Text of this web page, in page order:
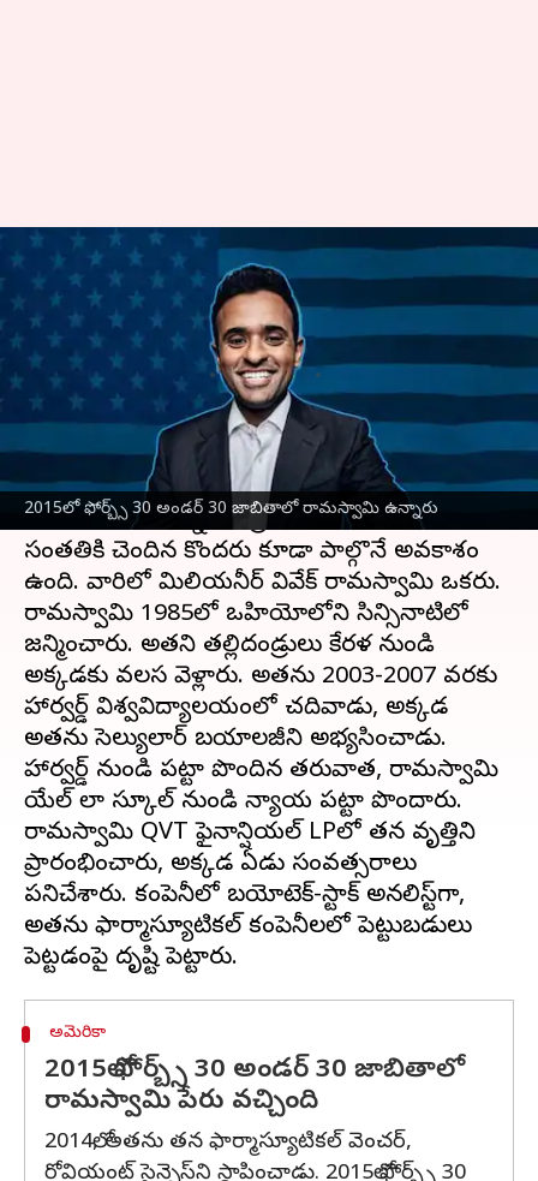
2015లో ఫోర్బ్స్ 30 అండర్ 30 జాబితాలో రామస్వామి ఉన్నారు
అమెరికా ప్రెసిడెంట్ బిడ్‌ కు
సిద్దపడుతున్న భారతీయ-అమెరికన్
వివేక్ రామస్వామి
వ్రాసిన వారు Nishkala Sathivada Feb 17, 2023
ఈ వార్తాకథనం ఏంటి
2024అమెరికాఅధ్యక్ష ఎన్నికలు ఒక ప్రత్యేకత
సంతరించుకోనున్నాయి. ప్రెసిడెంట్ రేసులో భారత
సంతతికి చెందిన కొందరు కూడా పాల్గొనే అవకాశం
ఉంది. వారిలో మిలియనీర్ వివేక్ రామస్వామి ఒకరు.
రామస్వామి 1985లో ఒహియోలోని సిన్సినాటిలో
జన్మించారు. అతని తల్లిదండ్రులు కేరళ నుండి
అక్కడకు వలస వెళ్లారు. అతను 2003-2007 వరకు
హార్వర్డ్ విశ్వవిద్యాలయంలో చదివాడు, అక్కడ
అతను సెల్యులార్ బయాలజీని అభ్యసించాడు.
హార్వర్డ్ నుండి పట్టా పొందిన తరువాత, రామస్వామి
యేల్ లా స్కూల్ నుండి న్యాయ పట్టా పొందారు.
రామస్వామి QVT ఫైనాన్షియల్ LPలో తన వృత్తిని
ప్రారంభించారు, అక్కడ ఏడు సంవత్సరాలు
పనిచేశారు. కంపెనీలో బయోటెక్-స్టాక్ అనలిస్ట్‌గా,
అతను ఫార్మాస్యూటికల్ కంపెనీలలో పెట్టుబడులు
అమెరికా
2015లో ఫోర్బ్స్ 30 అండర్ 30 జాబితాలో
రామస్వామి పేరు వచ్చింది
2014లో, అతను తన ఫార్మాస్యూటికల్ వెంచర్,
రోవియంట్ సైన్సెస్‌ని స్థాపించాడు. 2015లో ఫోర్బ్స్ 30